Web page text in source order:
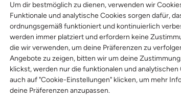
Um dir bestmöglich zu dienen, verwenden wir
Funktionale und analytische Cookies sorgen dafür,
ordnungsgemäß funktioniert und kontinuierlich
werden immer platziert und erfordern keine
die wir verwenden, um deine Präferenzen zu
Angebote zu zeigen, bitten wir um deine
klickst, werden nur die funktionalen und analytischen
auch auf "Cookie-Einstellungen" klicken, um mehr
deine Präferenzen anzupassen.